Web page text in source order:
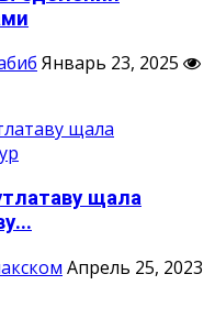
Январь 23, 2025
щала
Апрель 25, 2023